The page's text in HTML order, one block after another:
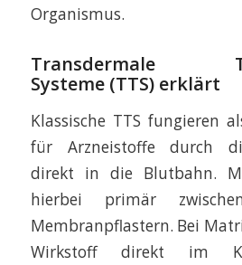
Organismus.
Transdermale
Systeme (TTS) erklärt
Klassische TTS fungieren
für Arzneistoffe durch
direkt in die Blutbahn.
hierbei primär
Membranpflastern. Bei
Wirkstoff direkt im